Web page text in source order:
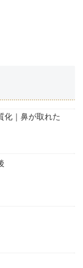
化｜鼻が取れた